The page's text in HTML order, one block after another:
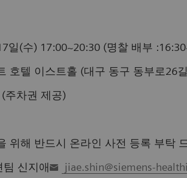
일(수) 17:00~20:30 (명찰 배부
호텔 이스트홀 (대구 동구 동부로26
주차권 제공)
위해 반드시 온라인 사전 등록 부탁
신지애
jiae.shin@siemens-